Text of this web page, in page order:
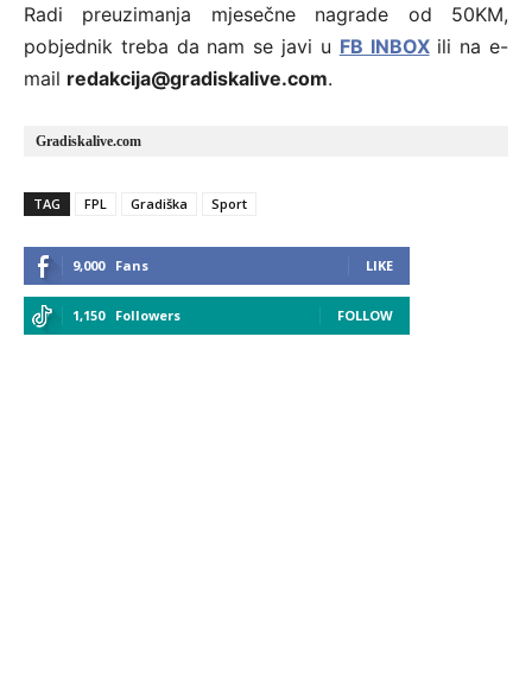
Radi preuzimanja mjesečne nagrade od 50KM,
pobjednik treba da nam se javi u FB INBOXili na e-
mail redakcija@gradiskalive.com.
Gradiskalive.com
TAG FPL Gradiška Sport
9,000 Fans LIKE
1,150 Followers FOLLOW